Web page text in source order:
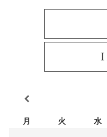
月 火 水